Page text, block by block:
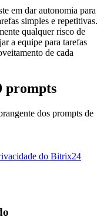
em dar autonomia para
simples e repetitivas.
qualquer risco de
a equipe para tarefas
de cada
prompts
dos prompts de
do Bitrix24